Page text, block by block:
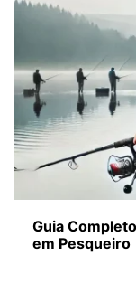
Guia
em Pesqueiro